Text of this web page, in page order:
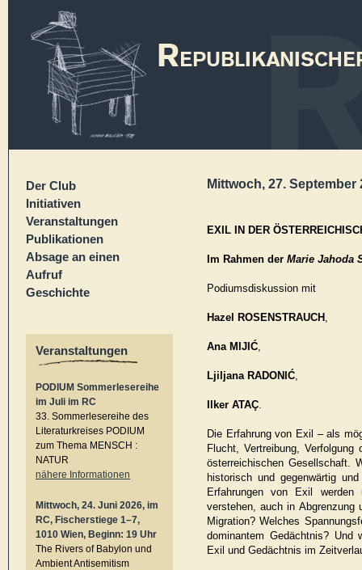
Der Club
Initiativen
Veranstaltungen
Publikationen
Absage an einen
Aufruf
Geschichte
Veranstaltungen
PODIUM Sommerlesereihe
im Juli im RC
33. Sommerlesereihe des
Literaturkreises PODIUM
zum Thema MENSCH :
NATUR
nähere Informationen
Mittwoch, 24. Juni 2026, im
RC, Fischerstiege 1–7,
1010 Wien, Beginn: 19 Uhr
The Rivers of Babylon und
Ambient Antisemitism
Mittwoch, 27. September
EXIL IN DER
Im Rahmen der Marie Jahoda
Podiumsdiskussion mit
Hazel ROSENSTRAUCH ,
Ana MIJIĆ,
Ljiljana RADONIĆ,
Ilker ATAÇ.
Die Erfahrung von Exil – als
Flucht, Vertreibung,
österreichischen Gesellschaft.
historisch und gegenwärtig
Erfahrungen von Exil
verstehen, auch in Abgrenzung
Migration? Welches
dominantem Gedächtnis? Und
Exil und Gedächtnis im